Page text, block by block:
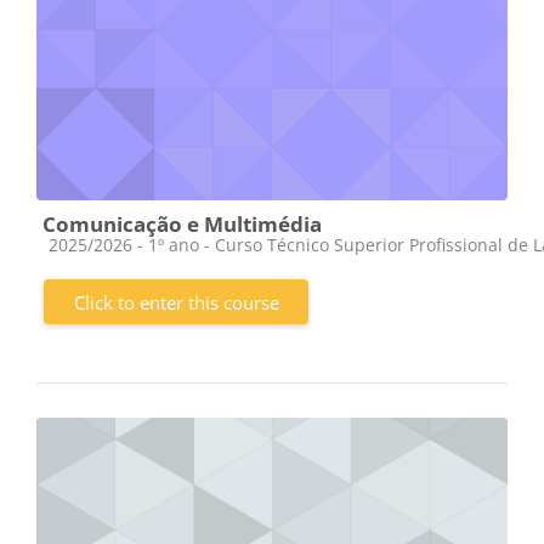
Comunicação e Multimédia
Course category
2025/2026 - 1º ano - Curso Técnico Superior Profissional de
Click to enter this course